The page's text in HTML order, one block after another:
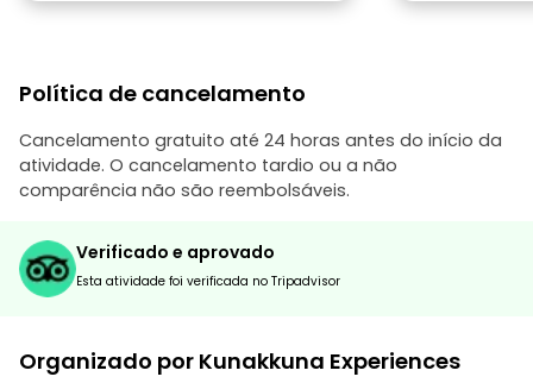
Política de cancelamento
Cancelamento gratuito até 24 horas antes do início da
atividade. O cancelamento tardio ou a não
comparência não são reembolsáveis.
Verificado e aprovado
Esta atividade foi verificada no Tripadvisor
Organizado por Kunakkuna Experiences